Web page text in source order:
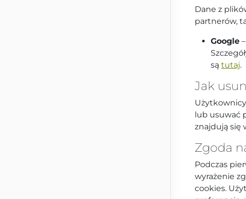
Dane z
partnerów,
Google
są tutaj.
Jak
lub usuwać
znajdują się
Zgoda
Podczas
wyrażenie
cookies.